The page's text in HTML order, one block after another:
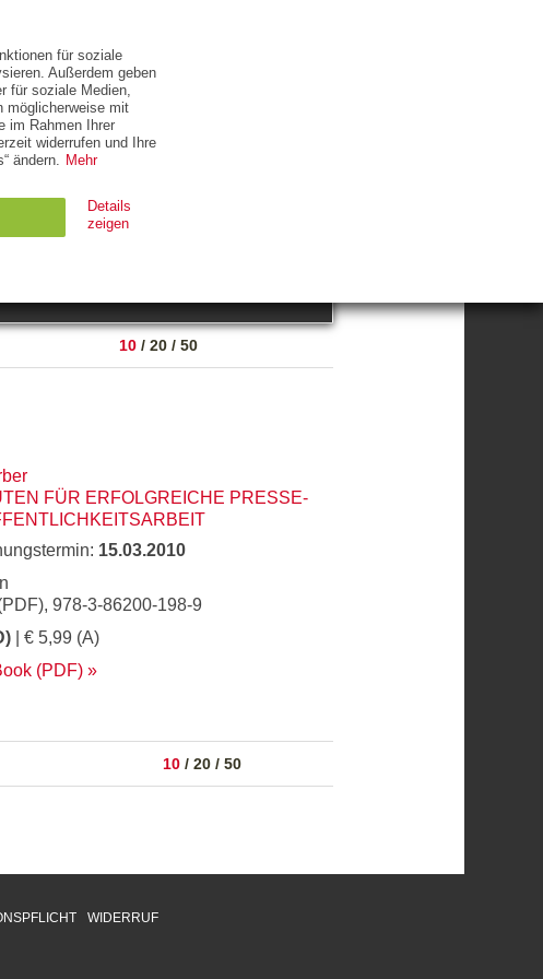
ZUM THEMA
10 / 20 / 50
FÜR ERFOLGREICHE PRESSE-
15.03.2010
978-3-86200-198-9
| € 5,99 (A)
(PDF)
10 / 20 / 50
WIDERRUF
für soziale
Außerdem geben
für soziale Medien,
möglicherweise mit
im Rahmen Ihrer
widerrufen und Ihre
ändern. Mehr
Details
zeigen
Ablauf
Typ
HTTP